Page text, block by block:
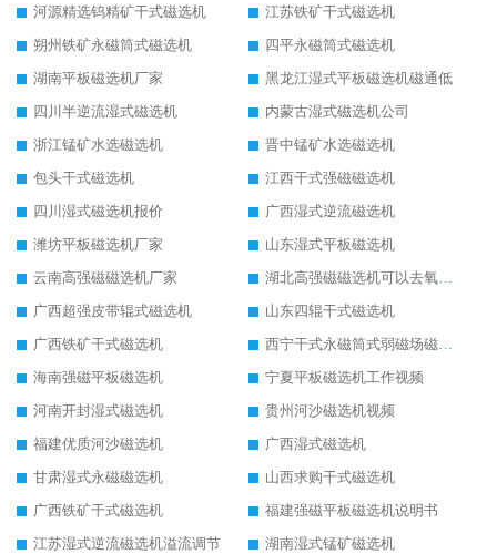
河源精选钨精矿干式磁选机
江苏铁矿干式磁选机
朔州铁矿永磁筒式磁选机
四平永磁筒式磁选机
湖南平板磁选机厂家
黑龙江湿式平板磁选机磁通低
四川半逆流湿式磁选机
内蒙古湿式磁选机公司
浙江锰矿水选磁选机
晋中锰矿水选磁选机
包头干式磁选机
江西干式强磁磁选机
四川湿式磁选机报价
广西湿式逆流磁选机
潍坊平板磁选机厂家
山东湿式平板磁选机
云南高强磁磁选机厂家
湖北高强磁磁选机可以去氧化铝
广西超强皮带辊式磁选机
山东四辊干式磁选机
广西铁矿干式磁选机
西宁干式永磁筒式弱磁场磁选机结构图
海南强磁平板磁选机
宁夏平板磁选机工作视频
河南开封湿式磁选机
贵州河沙磁选机视频
福建优质河沙磁选机
广西湿式磁选机
甘肃湿式永磁磁选机
山西求购干式磁选机
广西铁矿干式磁选机
福建强磁平板磁选机说明书
江苏湿式逆流磁选机溢流调节
湖南湿式锰矿磁选机